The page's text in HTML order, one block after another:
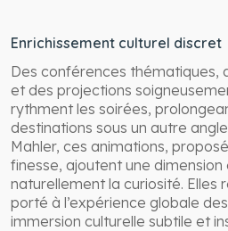
Enrichissement culturel discret
Des conférences thématiques,
et des projections
rythment les soirées,
destinations sous un autre
Mahler, ces animations,
finesse, ajoutent une dimension
naturellement la curiosité. Elles
porté à l’expérience globale
immersion culturelle subtile et